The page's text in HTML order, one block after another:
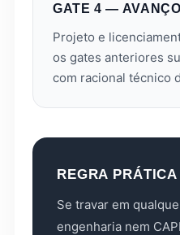
GATE 4 — AVANÇO
Projeto e
os gates anteriores
com racional técnico
REGRA
Se travar em
engenharia nem